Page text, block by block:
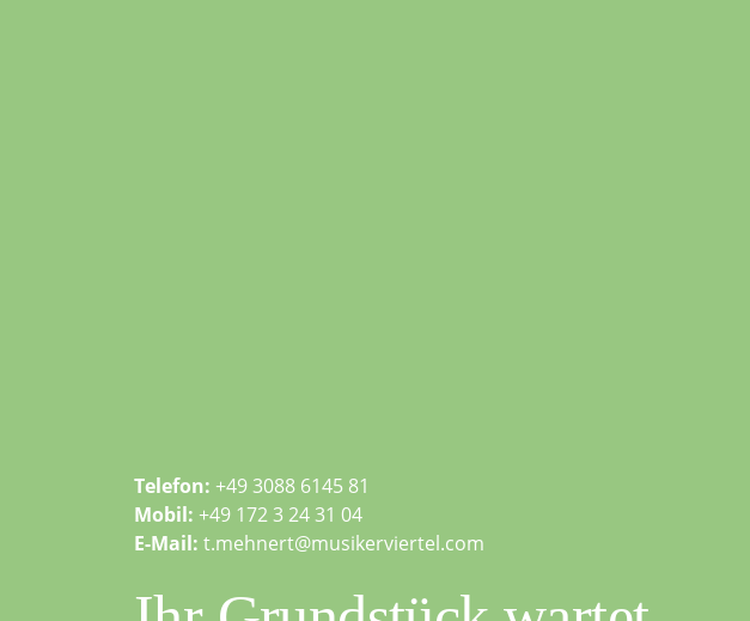
Telefon: +49 3088 6145 81
Mobil: +49 172 3 24 31 04
E-Mail: t.mehnert@musikerviertel.com